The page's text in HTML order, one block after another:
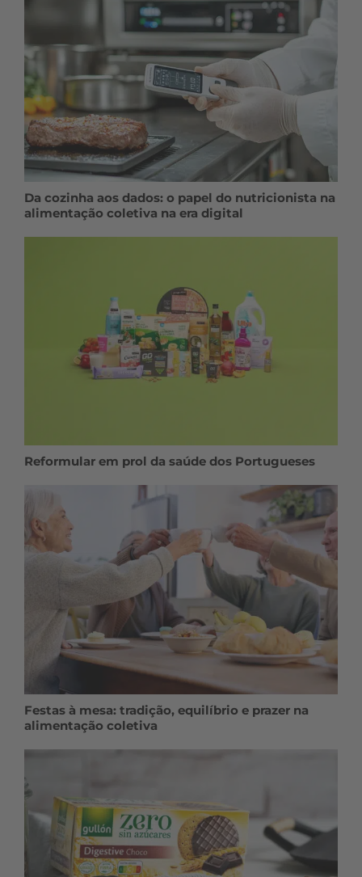
Da cozinha aos dados: o papel do nutricionista na
alimentação coletiva na era digital
Reformular em prol da saúde dos Portugueses
Festas à mesa: tradição, equilíbrio e prazer na
alimentação coletiva